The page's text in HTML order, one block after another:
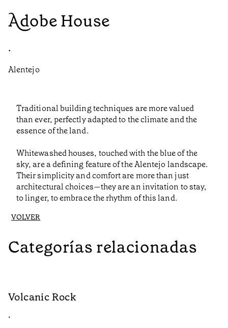
Adobe House
•
Alentejo
Traditional building techniques are more valued
than ever, perfectly adapted to the climate and the
essence of the land.
Whitewashed houses, touched with the blue of the
sky, are a defining feature of the Alentejo landscape.
Their simplicity and comfort are more than just
architectural choices—they are an invitation to stay,
to linger, to embrace the rhythm of this land.
VOLVER
Categorías relacionadas
Volcanic Rock
•